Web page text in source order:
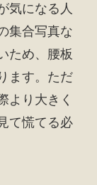
気になる人
集合写真な
ため、腰板
ます。ただ
より大きく
て慌てる必